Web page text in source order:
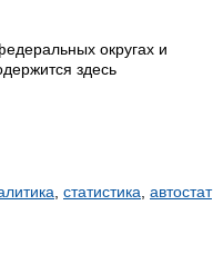
округах и
здесь
, статистика, автостат